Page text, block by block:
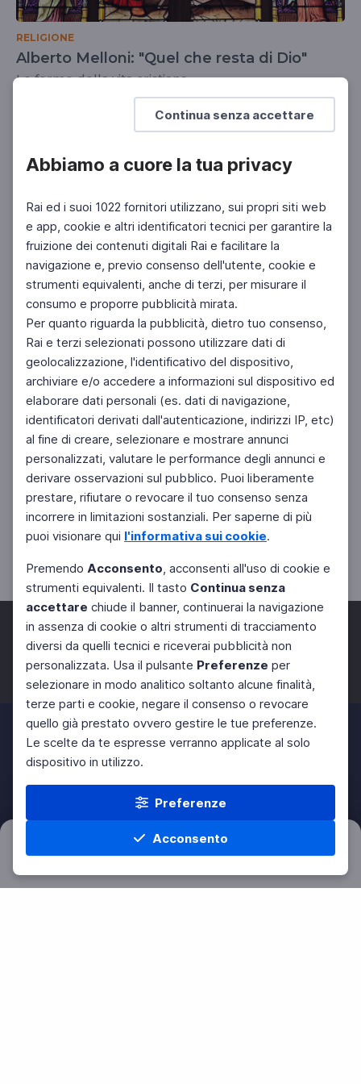
Continua senza accettare
Abbiamo a cuore la tua privacy
Rai ed i suoi 1022 fornitori utilizzano, sui propri siti web
e app, cookie e altri identificatori tecnici per garantire la
fruizione dei contenuti digitali Rai e facilitare la
navigazione e, previo consenso dell'utente, cookie e
strumenti equivalenti, anche di terzi, per misurare il
consumo e proporre pubblicità mirata.
Per quanto riguarda la pubblicità, dietro tuo consenso,
Rai e terzi selezionati possono utilizzare dati di
geolocalizzazione, l'identificativo del dispositivo,
archiviare e/o accedere a informazioni sul dispositivo ed
elaborare dati personali (es. dati di navigazione,
identificatori derivati dall'autenticazione, indirizzi IP, etc)
al fine di creare, selezionare e mostrare annunci
personalizzati, valutare le performance degli annunci e
derivare osservazioni sul pubblico. Puoi liberamente
prestare, rifiutare o revocare il tuo consenso senza
incorrere in limitazioni sostanziali. Per saperne di più
puoi visionare qui l'informativa sui cookie.
Premendo Acconsento, acconsenti all'uso di cookie e
strumenti equivalenti. Il tasto Continua senza
accettare chiude il banner, continuerai la navigazione
in assenza di cookie o altri strumenti di tracciamento
diversi da quelli tecnici e riceverai pubblicità non
personalizzata. Usa il pulsante Preferenze per
selezionare in modo analitico soltanto alcune finalità,
terze parti e cookie, negare il consenso o revocare
quello già prestato ovvero gestire le tue preferenze.
Le scelte da te espresse verranno applicate al solo
dispositivo in utilizzo.
Preferenze
Acconsento
Home Materie Cerca Menu
RELIGIONE
Alberto Melloni: "Quel che resta di Dio"
Le forme della vita cristiana
Filtri Azzera
Facebook Twitter Instagram